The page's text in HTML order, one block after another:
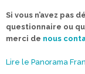
Si vous n’avez pas
questionnaire ou
merci de nous
Lire le Panorama